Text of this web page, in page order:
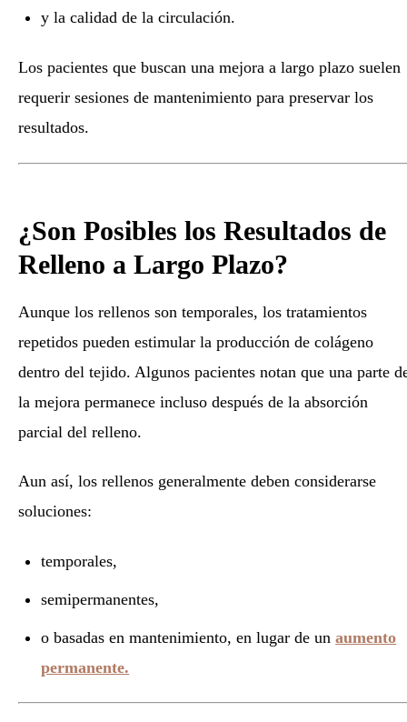
y la calidad de la circulación.
Los pacientes que buscan una mejora a largo plazo suelen
requerir sesiones de mantenimiento para preservar los
resultados.
¿Son Posibles los Resultados de
Relleno a Largo Plazo?
Aunque los rellenos son temporales, los tratamientos
repetidos pueden estimular la producción de colágeno
dentro del tejido. Algunos pacientes notan que una parte
la mejora permanece incluso después de la absorción
parcial del relleno.
Aun así, los rellenos generalmente deben considerarse
soluciones:
temporales,
semipermanentes,
o basadas en mantenimiento, en lugar de unaumento
permanente.